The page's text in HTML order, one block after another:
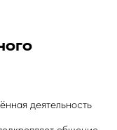
деятельность